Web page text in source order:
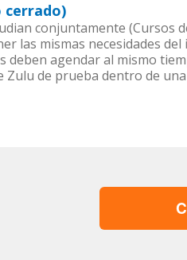
cerrado)
conjuntamente (Cursos
las mismas necesidades del
agendar al mismo
Zulu de prueba dentro de